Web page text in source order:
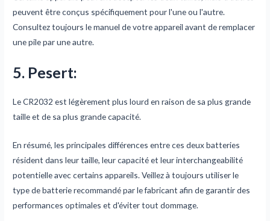
peuvent être conçus spécifiquement pour l'une ou l'autre.
Consultez toujours le manuel de votre appareil avant de remplacer
une pile par une autre.
5. Pesert:
Le CR2032 est légèrement plus lourd en raison de sa plus grande
taille et de sa plus grande capacité.
En résumé, les principales différences entre ces deux batteries
résident dans leur taille, leur capacité et leur interchangeabilité
potentielle avec certains appareils. Veillez à toujours utiliser le
type de batterie recommandé par le fabricant afin de garantir des
performances optimales et d'éviter tout dommage.